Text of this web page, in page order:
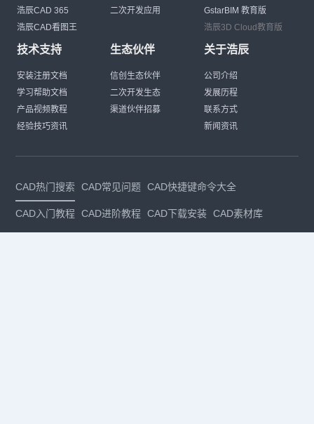
浩辰CAD 365
浩辰CAD看图王
二次开发应用
GstarBIM 教育版
浩辰3D Cloud教育版
技术支持
安装注册文档
学习帮助文档
产品视频教程
经验技巧资讯
生态伙伴
信创生态伙伴
二次开发生态
渠道伙伴招募
关于浩辰
公司介绍
发展历程
联系方式
新闻资讯
CAD热门搜索 CAD常见问题 CAD快捷键命令大全
CAD入门教程 CAD进阶教程 CAD下载安装 CAD素材库